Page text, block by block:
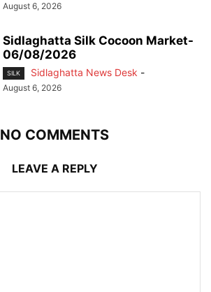
August 6, 2026
Sidlaghatta Silk Cocoon Market-
06/08/2026
SILK Sidlaghatta News Desk -
August 6, 2026
NO COMMENTS
LEAVE A REPLY